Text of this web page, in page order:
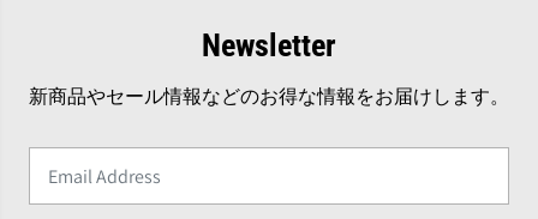
Newsletter
新商品やセール情報などのお得な情報をお届けします。